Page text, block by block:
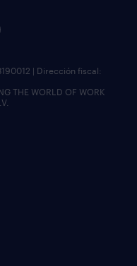
| Dirección fiscal:
THE WORLD OF WORK